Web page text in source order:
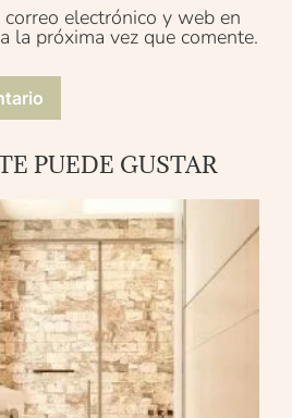
electrónico y web en
la próxima vez que comente.
PUEDE GUSTAR